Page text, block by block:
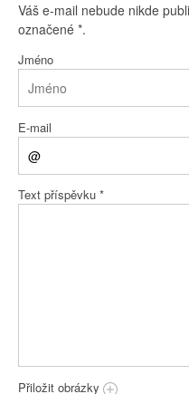
Váš e-mail nebude nikde
označené *.
Jméno
E-mail
Text příspěvku *
Přiložit obrázky